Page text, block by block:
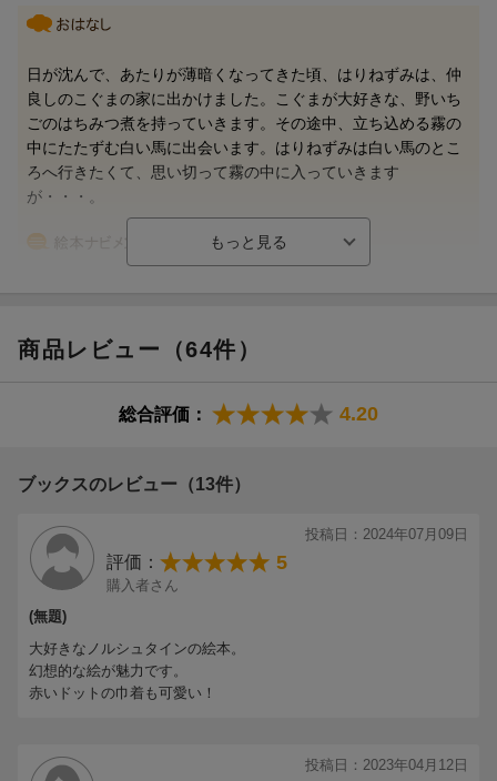
ーション作品としては《きつねとうさぎ》、《あおさぎとつ
はりねずみ》などがある。現在、ゴーゴリ原作の《外套》のアニ
メーションを製作中
ヤルブーソヴァ，フランチェスカ（Yarbusova,Francheska）
１９４２年、アルマータ（カザフスタン）で生まれ、モスクワで
育つ。普通の学校に通うかたわら１２歳から美術学校に通う。１
盟に就職し、アニメーションの美術監督として働く。ノルシュテ
イン監督による作品《きりのなかのはりねずみ》、《話の話》の
れた当時に掲載されていたものです）
日が沈んで、あたりが薄暗くなってきた頃、はりねずみは、仲
良しのこぐまの家に出かけました。こぐまが大好きな、野いち
ごのはちみつ煮を持っていきます。その途中、立ち込める霧の
中にたたずむ白い馬に出会います。はりねずみは白い馬のとこ
ろへ行きたくて、思い切って霧の中に入っていきます
が・・・。
てきたので与える書籍の幅を広げたい。そう思うなら、「きり
のなかのはりねずみ」はとてもおすすめです。芸術的、幻想的
ぶりに膝に乗せて。説明しなくてもよい。感想を聞いたりして
てきなので、じゃあ、おやつにしましょうかって言っちゃった
商品レビュー（64件）
総合評価： 4.20
ブックスのレビュー（13件）
投稿日：2024年07月09日
評価： 5
購入者さん
(無題)
大好きなノルシュタインの絵本。
幻想的な絵が魅力です。
赤いドットの巾着も可愛い！
投稿日：2023年04月12日